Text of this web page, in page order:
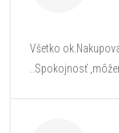
Všetko
..Spokojnosť